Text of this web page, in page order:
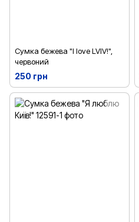
Сумка бежева "I love LVIV!",
червоний
250 грн